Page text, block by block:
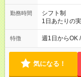
勤務時間
シフト制
1日あたりの
※店舗により異な
OK！ ★Wワ
特徴 週1日からOK
気になる！